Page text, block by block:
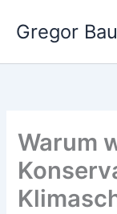
InhaltGregor
Warum